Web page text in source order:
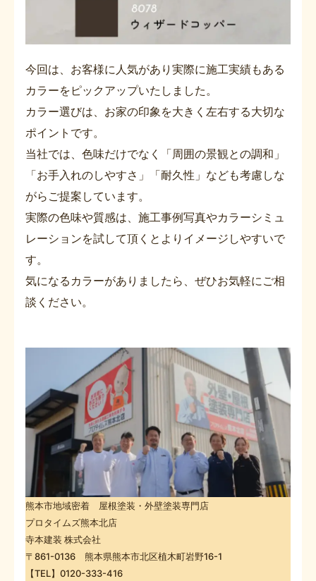
今回は、お客様に人気があり実際に施工実績もある
カラーをピックアップいたしました。
カラー選びは、お家の印象を大きく左右する大切な
ポイントです。
当社では、色味だけでなく「周囲の景観との調和」
「お手入れのしやすさ」「耐久性」なども考慮しな
がらご提案しています。
実際の色味や質感は、施工事例写真やカラーシミュ
レーションを試して頂くとよりイメージしやすいで
す。
気になるカラーがありましたら、ぜひお気軽にご相
談ください。
熊本市地域密着 屋根塗装・外壁塗装専門店
プロタイムズ熊本北店
寺本建装 株式会社
〒861-0136 熊本県熊本市北区植木町岩野16-1
【TEL】0120-333-416